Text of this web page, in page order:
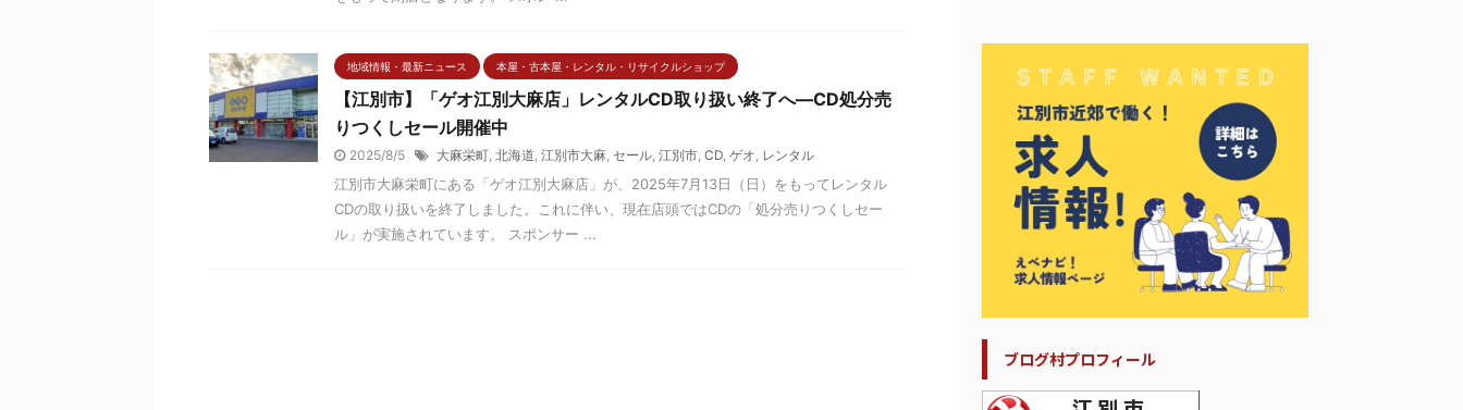
地域情報・最新ニュース 本屋・古本屋・レンタル・リサイクルショップ
【江別市】「ゲオ江別大麻店」レンタルCD取り扱い終了へ―CD処分売
りつくしセール開催中
2025/8/5 大麻栄町, 北海道, 江別市大麻, セール, 江別市, CD, ゲオ, レンタル
江別市大麻栄町にある「ゲオ江別大麻店」が、2025年7月13日（日）をもってレンタル
CDの取り扱いを終了しました。これに伴い、現在店頭ではCDの「処分売りつくしセー
ル」が実施されています。 スポンサー ...
ブログ村プロフィール